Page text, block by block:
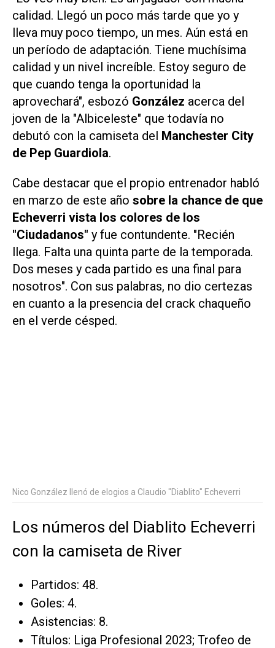
calidad. Llegó un poco más tarde que yo y
lleva muy poco tiempo, un mes. Aún está en
un período de adaptación. Tiene muchísima
calidad y un nivel increíble. Estoy seguro de
que cuando tenga la oportunidad la
aprovechará", esbozó González acerca del
joven de la "Albiceleste" que todavía no
debutó con la camiseta del Manchester City
de Pep Guardiola.
Cabe destacar que el propio entrenador habló
en marzo de este año sobre la chance de que
Echeverri vista los colores de los
"Ciudadanos" y fue contundente. "Recién
llega. Falta una quinta parte de la temporada.
Dos meses y cada partido es una final para
nosotros". Con sus palabras, no dio certezas
en cuanto a la presencia del crack chaqueño
en el verde césped.
Nico González llenó de elogios a Claudio "Diablito" Echeverri
Los números del Diablito Echeverri
con la camiseta de River
Partidos: 48.
Goles: 4.
Asistencias: 8.
Títulos: Liga Profesional 2023; Trofeo de